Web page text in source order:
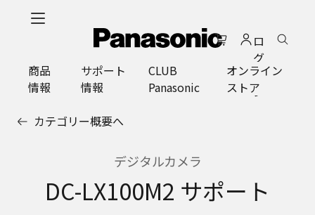
ロ
グ
イ
ン
商品
情報
サポート
情報
CLUB
Panasonic
オンライン
ストア
カテゴリー概要へ
デジタルカメラ
DC-LX100M2 サポート